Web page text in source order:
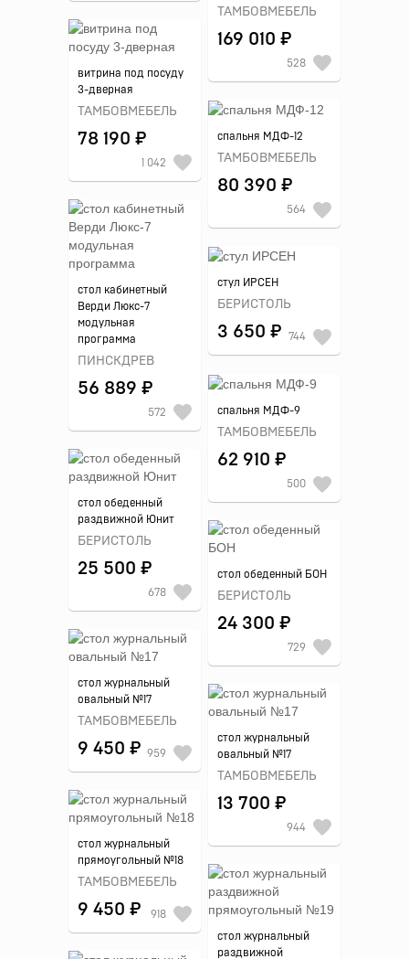
ТАМБОВМЕБЕЛЬ
169 010 ₽
528
витрина под посуду
3-дверная
ТАМБОВМЕБЕЛЬ
78 190 ₽
1 042
спальня МДФ-12
ТАМБОВМЕБЕЛЬ
80 390 ₽
564
стол кабинетный
Верди Люкс-7
модульная
программа
ПИНСКДРЕВ
56 889 ₽
572
стул ИРСЕН
БЕРИСТОЛЬ
3 650 ₽ 744
спальня МДФ-9
ТАМБОВМЕБЕЛЬ
62 910 ₽
500
стол обеденный
раздвижной Юнит
БЕРИСТОЛЬ
25 500 ₽
678
стол обеденный БОН
БЕРИСТОЛЬ
24 300 ₽
729
стол журнальный
овальный №17
ТАМБОВМЕБЕЛЬ
9 450 ₽ 959
стол журнальный
овальный №17
ТАМБОВМЕБЕЛЬ
13 700 ₽
944
стол журнальный
прямоугольный №18
ТАМБОВМЕБЕЛЬ
9 450 ₽
918
стол журнальный
раздвижной